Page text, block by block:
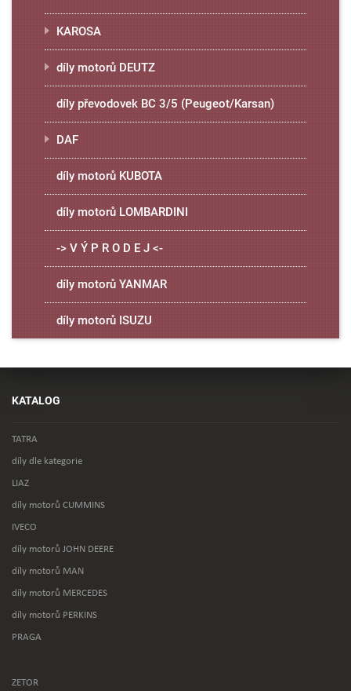
KAROSA
díly motorů DEUTZ
díly převodovek BC 3/5 (Peugeot/Karsan)
DAF
díly motorů KUBOTA
díly motorů LOMBARDINI
-> V Ý P R O D E J <-
díly motorů YANMAR
díly motorů ISUZU
KATALOG
TATRA
díly dle kategorie
LIAZ
díly motorů CUMMINS
IVECO
díly motorů JOHN DEERE
díly motorů MAN
díly motorů MERCEDES
díly motorů PERKINS
PRAGA
ZETOR